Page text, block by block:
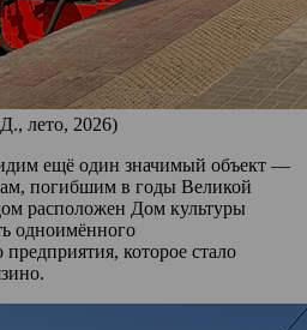
лето, 2026)
ещё один значимый объект —
погибшим в годы Великой
расположен Дом культуры
одноимённого
которое стало